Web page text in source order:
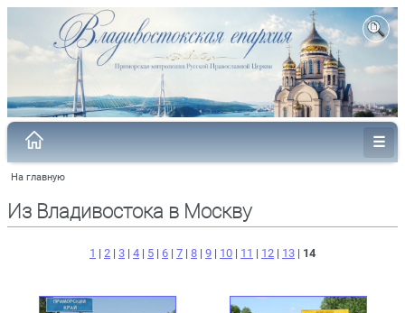
На главную
Из Владивостока в Москву
1 | 2 | 3 | 4 | 5 | 6 | 7 | 8 | 9 | 10 | 11 | 12 | 13 | 14